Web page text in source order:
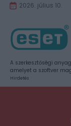
2026. július 10.
A szerkesztőségi
amelyet a szoftver
Hirdetés